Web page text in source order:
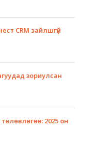
CRM зайлшгүй
зориулсан
2025 он